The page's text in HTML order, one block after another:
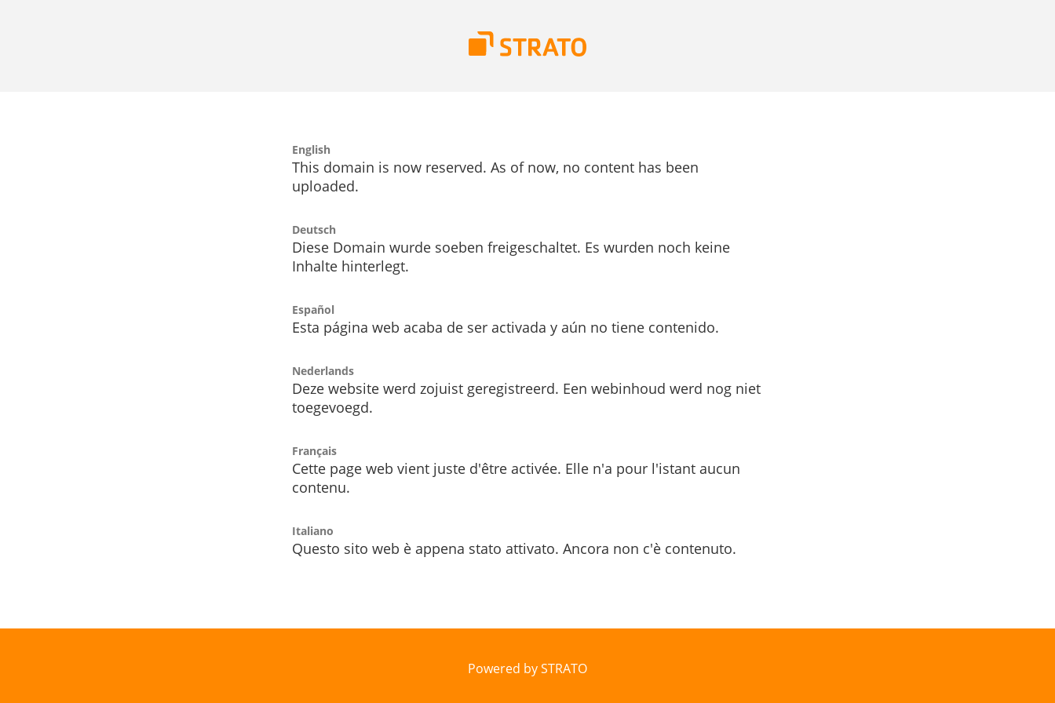
English
This domain is now reserved. As of now, no content has been
uploaded.
Deutsch
Diese Domain wurde soeben freigeschaltet. Es wurden noch keine
Inhalte hinterlegt.
Español
Esta página web acaba de ser activada y aún no tiene contenido.
Nederlands
Deze website werd zojuist geregistreerd. Een webinhoud werd nog niet
toegevoegd.
Français
Cette page web vient juste d'être activée. Elle n'a pour l'istant aucun
contenu.
Italiano
Questo sito web è appena stato attivato. Ancora non c'è contenuto.
Powered by STRATO